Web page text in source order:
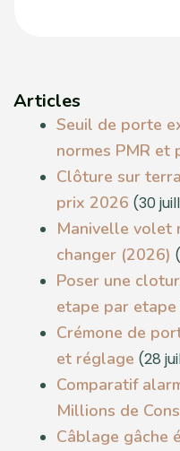
Articles
Seuil de porte
normes PMR et
Clôture sur
prix 2026 (30
Manivelle volet
changer (2026)
Poser une
etape par etape
Crémone de
et réglage (28
Comparatif
Millions de
Câblage gâche